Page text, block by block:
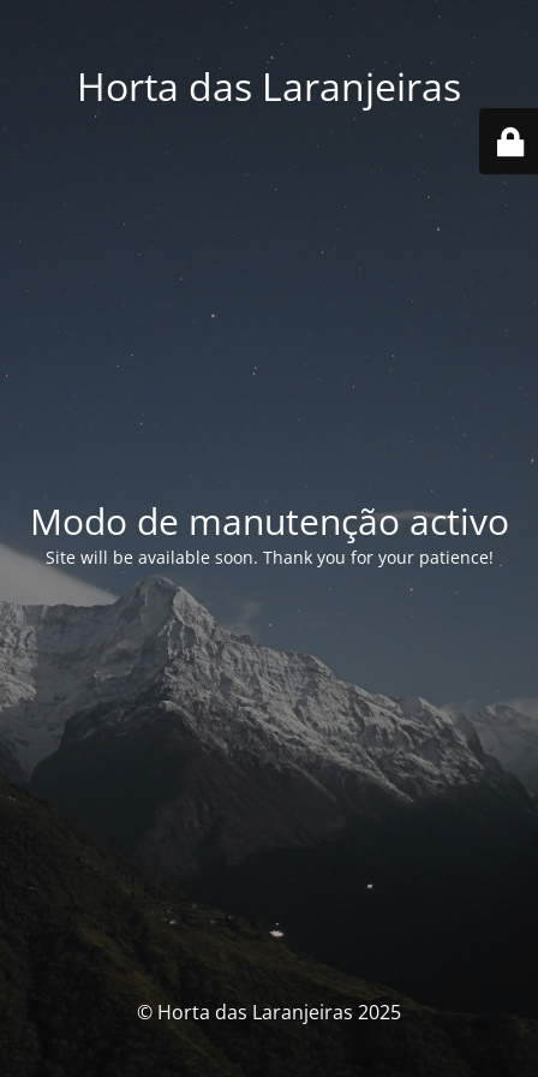
Horta das Laranjeiras
Modo de manutenção activo
Site will be available soon. Thank you for your patience!
© Horta das Laranjeiras 2025